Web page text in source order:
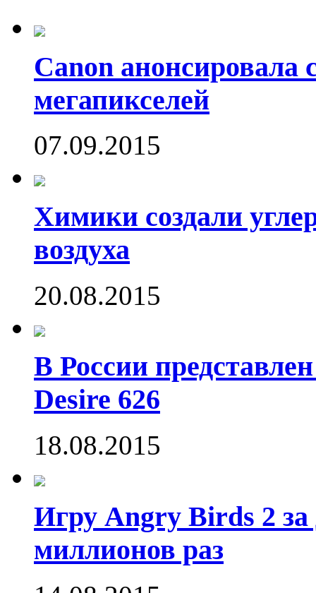
Canon анонсировала
мегапикселей
07.09.2015
Химики создали
воздуха
20.08.2015
В России
Desire 626
18.08.2015
Игру Angry Birds 2 за
миллионов раз